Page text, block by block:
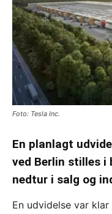
Foto: Tesla Inc.
En planlagt
ved Berlin stilles i
nedtur i salg og
En udvidelse var